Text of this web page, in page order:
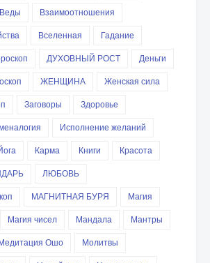
Веды
Взаимоотношения
Вселенная
Гадание
ДУХОВНЫЙ РОСТ
Деньги
ЖЕНЩИНА
Женская сила
Заговоры
Здоровье
Исполнение желаний
Карма Книги
Красота
ЛЮБОВЬ
МАГНИТНАЯ БУРЯ
Магия
Магия чисел Мандала
Мантры
Ошо
Молитвы